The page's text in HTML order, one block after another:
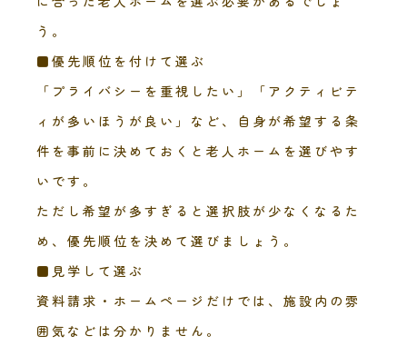
う。
■優先順位を付けて選ぶ
「プライバシーを重視したい」「アクティビテ
ィが多いほうが良い」など、自身が希望する条
件を事前に決めておくと老人ホームを選びやす
いです。
ただし希望が多すぎると選択肢が少なくなるた
め、優先順位を決めて選びましょう。
■見学して選ぶ
資料請求・ホームページだけでは、施設内の雰
囲気などは分かりません。